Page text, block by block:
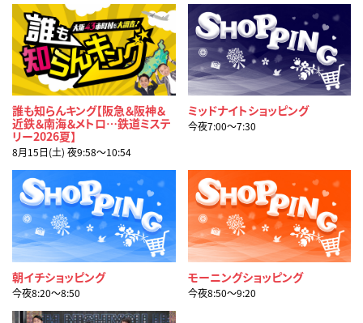
誰も知らんキング【阪急＆阪神＆
近鉄＆南海＆メトロ…鉄道ミステ
リー2026夏】
8月15日(土) 夜9:58〜10:54
ミッドナイトショッピング
今夜7:00〜7:30
朝イチショッピング
今夜8:20〜8:50
モーニングショッピング
今夜8:50〜9:20